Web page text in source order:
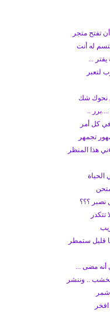
تفتح متجر
له أنت
يفتر ...
لتعبر
نحوك شك
..
كل أمر
تجمهر
هذا المنظر
الحياة
نصبر ؟؟؟
قليل ستمطر
أنه مضى ...
.. وننشر